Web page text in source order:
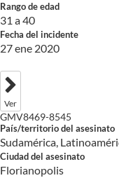
Rango de edad
31 a 40
Fecha del incidente
27 ene 2020
Ver
GMV8469-8545
País/territorio del asesinato
Sudamérica,
Ciudad del asesinato
Florianopolis